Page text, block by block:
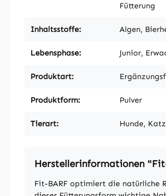
Fütterung
Inhaltsstoffe: Algen,
Lebensphase: Junior,
Produktart:
Produktform: Pulver
Tierart: Hunde,
Herstellerinformationen
Fit-BARF optimiert die natürliche